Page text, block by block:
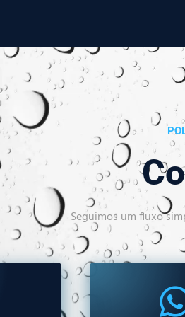
Seguimos um fluxo